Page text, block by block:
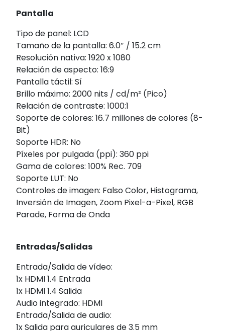
Pantalla
Tipo de panel: LCD
Tamaño de la pantalla: 6.0″ / 15.2 cm
Resolución nativa: 1920 x 1080
Relación de aspecto: 16:9
Pantalla táctil: Sí
Brillo máximo: 2000 nits / cd/m² (Pico)
Relación de contraste: 1000:1
Soporte de colores: 16.7 millones de colores (8-
Bit)
Soporte HDR: No
Píxeles por pulgada (ppi): 360 ppi
Gama de colores: 100% Rec. 709
Soporte LUT: No
Controles de imagen: Falso Color, Histograma,
Inversión de Imagen, Zoom Pixel-a-Pixel, RGB
Parade, Forma de Onda
Entradas/Salidas
Entrada/Salida de vídeo:
1x HDMI 1.4 Entrada
1x HDMI 1.4 Salida
Audio integrado: HDMI
Entrada/Salida de audio:
1x Salida para auriculares de 3.5 mm